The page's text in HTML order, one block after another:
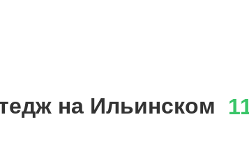
на Ильинском